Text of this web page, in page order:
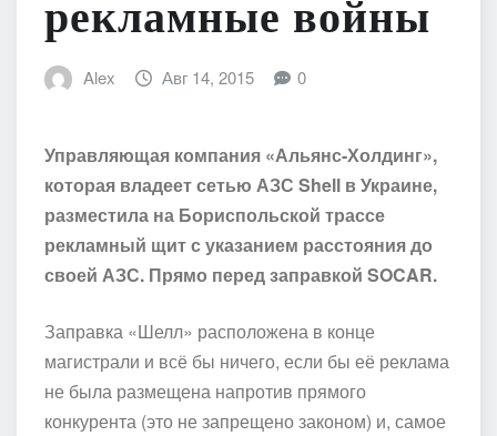
рекламные войны
Alex Авг 14, 2015 0
Управляющая компания «Альянс-Холдинг»,
которая владеет сетью АЗС Shell в Украине,
разместила на Бориспольской трассе
рекламный щит с указанием расстояния до
своей АЗС. Прямо перед заправкой SOCAR.
Заправка «Шелл» расположена в конце
магистрали и всё бы ничего, если бы её реклама
не была размещена напротив прямого
конкурента (это не запрещено законом) и, самое